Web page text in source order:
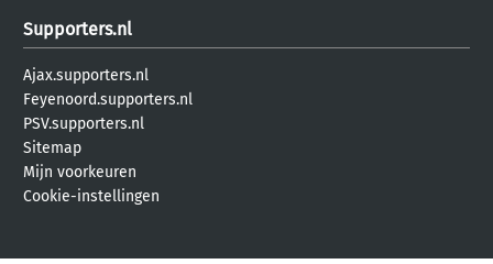
Supporters.nl
Ajax.supporters.nl
Feyenoord.supporters.nl
PSV.supporters.nl
Sitemap
Mijn voorkeuren
Cookie-instellingen